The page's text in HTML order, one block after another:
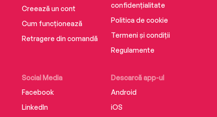
Creează un cont
Cum funcționează
Retragere din comandă
Social Media
Facebook
LinkedIn
Descarcă app-ul
Android
iOS
confidențialitate
Politica de cookie
Termeni și condiții
Regulamente